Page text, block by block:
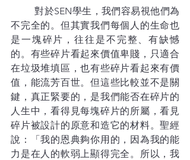
	對於SEN學生，我們容易視他們為
不完全的。但其實我們每個人的生命也
是一塊碎片，往往是不完整、有缺憾
的。有些碎片看起來價值卑賤，只適合
在垃圾堆填區，也有些碎片看起來有價
值，能流芳百世。但這些比較並不是關
鍵，真正緊要的，是我們能否在碎片的
人生中，看得見每塊碎片的所屬，看見
碎片被設計的原意和造它的材料。聖經
說：「我的恩典夠你用的，因為我的能
力是在人的軟弱上顯得完全。所以，我